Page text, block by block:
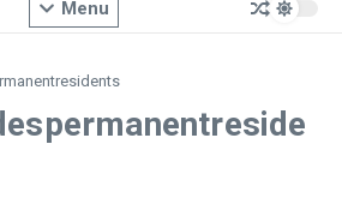
Menu